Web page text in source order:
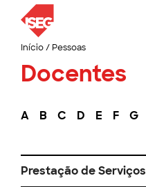
Início/ Pessoas
Docentes
A B C D E F G
Prestação de Serviços